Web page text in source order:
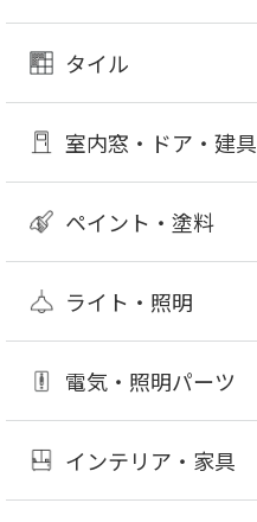
タイル
室内窓・ドア・建具
ペイント・塗料
ライト・照明
電気・照明パーツ
インテリア・家具